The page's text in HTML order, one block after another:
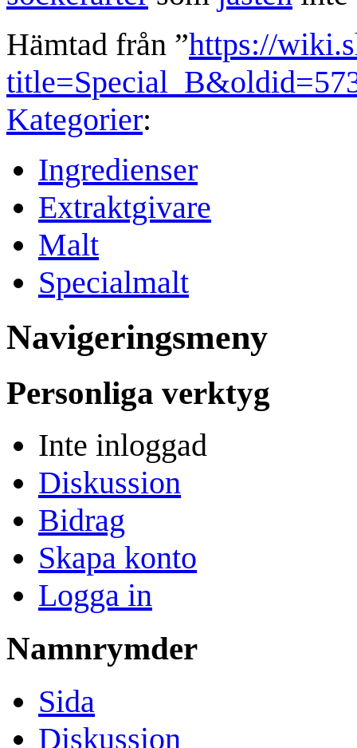
Hämtad från ”https://
Kategorier:
Ingredienser
Extraktgivare
Malt
Specialmalt
Navigeringsmeny
Personliga verktyg
Inte inloggad
Diskussion
Bidrag
Skapa konto
Logga in
Namnrymder
Sida
Diskussion